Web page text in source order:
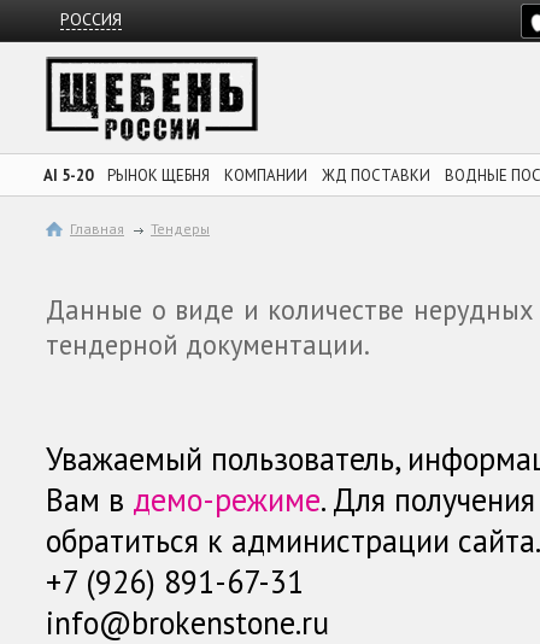
РОССИЯ
AI 5-20 РЫНОК ЩЕБНЯ КОМПАНИИ ЖД ПОСТАВКИ ВОДНЫЕ
Главная Тендеры
Данные о виде и количестве
тендерной документации.
Уважаемый пользователь,
Вам в демо-режиме. Для
обратиться к администрации сайта.
+7 (926) 891-67-31
info@brokenstone.ru